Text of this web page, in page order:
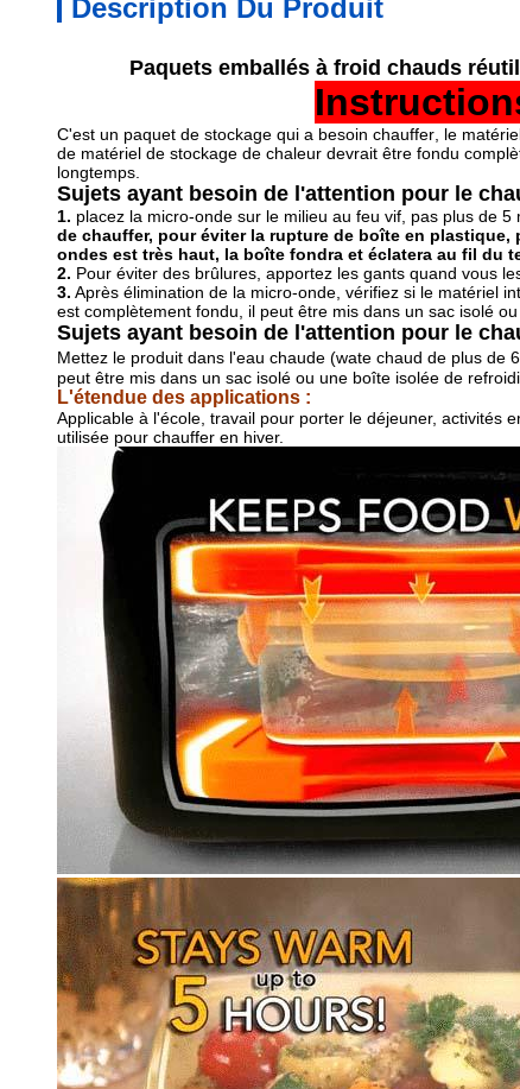
Description Du Produit
Paquets emballés à froid chauds
C'est un paquet de stockage qui a besoin chauffer , le
de matériel de stockage de chaleur devrait être fondu
longtemps.
Sujets ayant besoin de l'attention pour le
1. placez la micro-onde sur le milieu au feu vif, pas plus de 5
de chauffer, pour éviter la rupture de boîte en
ondes est très haut, la boîte fondra et éclatera au fil du
2. Pour éviter des brûlures, apportez les gants quand vous
3. Après élimination de la micro-onde, vérifiez si le matériel
est complètement fondu, il peut être mis dans un sac isolé
Sujets ayant besoin de l'attention pour le
Mettez le produit dans l'eau chaude (wate chaud de plus de
peut être mis dans un sac isolé ou une boîte isolée de
L'étendue des applications :
Applicable à l'école, travail pour porter le déjeuner, activités
utilisée pour chauffer en hiver.